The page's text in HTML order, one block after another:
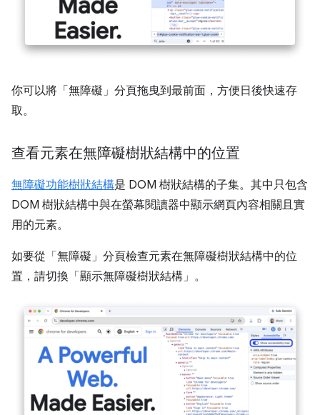
你可以將「無障礙」 分頁拖曳到最前面，方便日後快速存
取。
查看元素在無障礙樹狀結構中的位置
無障礙功能樹狀結構是 DOM 樹狀結構的子集。其中只包含
DOM 樹狀結構中與在螢幕閱讀器中顯示網頁內容相關且實
用的元素。
如要從「無障礙」分頁檢查元素在無障礙樹狀結構中的位
置，請切換「顯示無障礙樹狀結構」 。